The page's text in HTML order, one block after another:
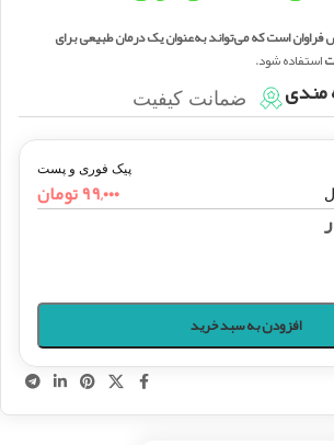
فراوان است که می‌تواند به‌عنوان یک درمان طبیعی برای
استفاده شود.
مندی ضمانت کیفیت
پیک فوری و پست
۹۹,۰۰۰تومان
افزودن به سبد خرید